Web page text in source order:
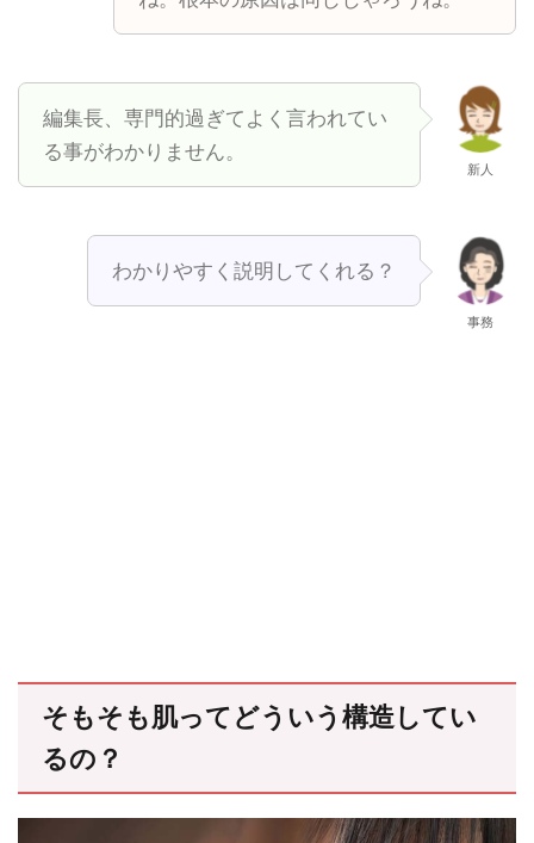
編集長、専門的過ぎてよく言われてい
る事がわかりません。
新人
わかりやすく説明してくれる？
事務
そもそも肌ってどういう構造してい
るの？